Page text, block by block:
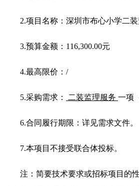
2.项目名称：深圳市布心小学二装
3.预算金额：116,300.00元
4.最高限价：/
5.采购需求： 二装监理服务 一项
6.合同履行期限：详见需求文件。
7.本项目不接受联合体投标。
注：简要技术要求或招标项目的